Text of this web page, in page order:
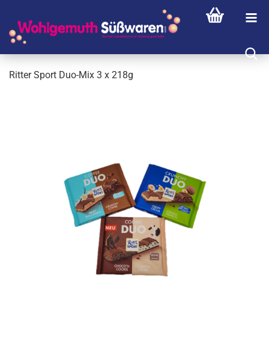
Rit­ter Sport Duo-​Mix 3 x 218g